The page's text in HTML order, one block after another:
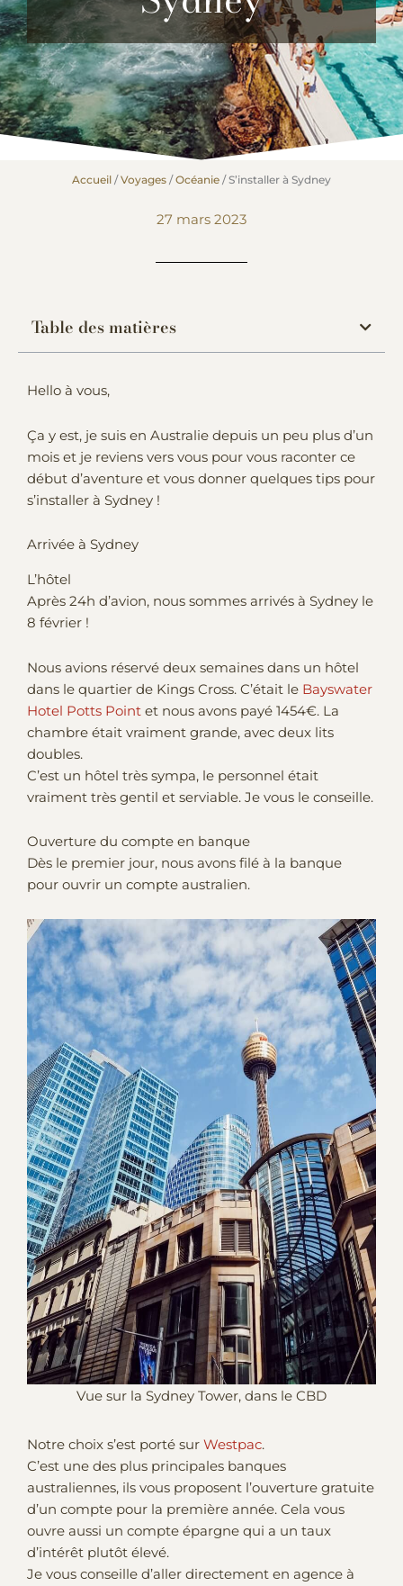
Accueil /Voyages /Océanie /S’installer à Sydney
27 mars 2023
Table des matières
Hello à vous,
Ça y est, je suis en Australie depuis un peu plus d’un
mois et je reviens vers vous pour vous raconter ce
début d’aventure et vous donner quelques tips pour
s’installer à Sydney !
Arrivée à Sydney
L’hôtel
Après 24h d’avion, nous sommes arrivés à Sydney le
8 février !
Nous avions réservé deux semaines dans un hôtel
dans le quartier de Kings Cross. C’était le Bayswater
Hotel Potts Point et nous avons payé 1454€. La
chambre était vraiment grande, avec deux lits
doubles.
C’est un hôtel très sympa, le personnel était
vraiment très gentil et serviable. Je vous le conseille.
Ouverture du compte en banque
Dès le premier jour, nous avons filé à la banque
pour ouvrir un compte australien.
Vue sur la Sydney Tower, dans le CBD
Notre choix s’est porté sur Westpac.
C’est une des plus principales banques
australiennes, ils vous proposent l’ouverture gratuite
d’un compte pour la première année. Cela vous
ouvre aussi un compte épargne qui a un taux
d’intérêt plutôt élevé.
Je vous conseille d’aller directement en agence à